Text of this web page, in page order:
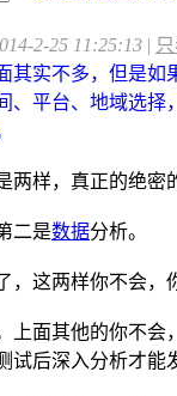
2-25 11:25:13 |
其实不多，但是如
、平台、地域选择
两样，真正的绝密
二是数据分析。
，这两样你不会，
上面其他的你不会
试后深入分析才能